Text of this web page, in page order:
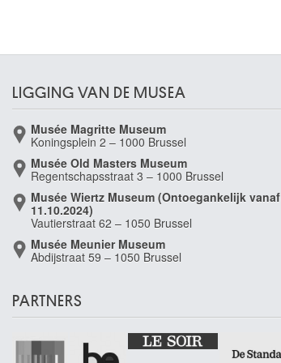
LIGGING VAN DE MUSEA
Musée Magritte Museum
Koningsplein 2 – 1000 Brussel
Musée Old Masters Museum
Regentschapsstraat 3 – 1000 Brussel
Musée Wiertz Museum (Ontoegankelijk vanaf
11.10.2024)
Vautierstraat 62 – 1050 Brussel
Musée Meunier Museum
Abdijstraat 59 – 1050 Brussel
PARTNERS